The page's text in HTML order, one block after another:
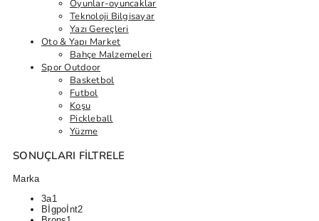
Oyunlar-oyuncaklar
Teknoloji Bilgisayar
Yazı Gereçleri
Oto & Yapı Market
Bahçe Malzemeleri
Spor Outdoor
Basketbol
Futbol
Koşu
Pickleball
Yüzme
SONUÇLARI FILTRELE
Marka
3a1
Bİgpoİnt2